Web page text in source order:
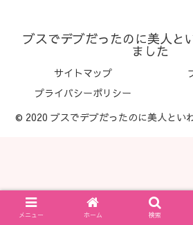
ブスでデブだったのに美人と
ました
サイトマップ
プライバシーポリシー
© 2020 ブスでデブだったのに美人とい
メニュー ホーム 検索